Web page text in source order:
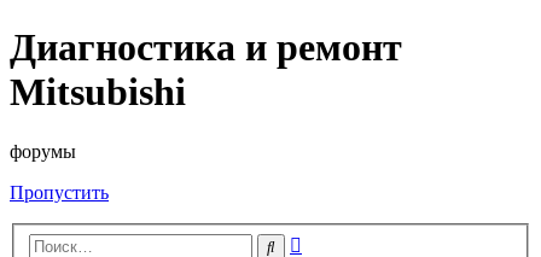
Диагностика и ремонт
Mitsubishi
форумы
Пропустить
Поиск